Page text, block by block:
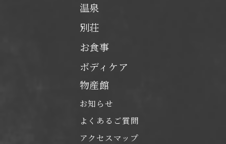
温泉
別荘
お食事
ボディケア
物産館
お知らせ
よくあるご質問
アクセスマップ